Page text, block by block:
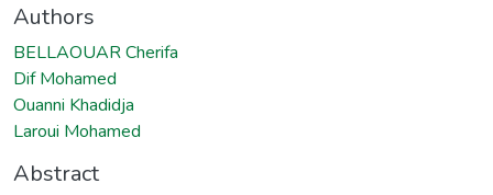
Authors
BELLAOUAR Cherifa
Dif Mohamed
Ouanni Khadidja
Laroui Mohamed
Abstract